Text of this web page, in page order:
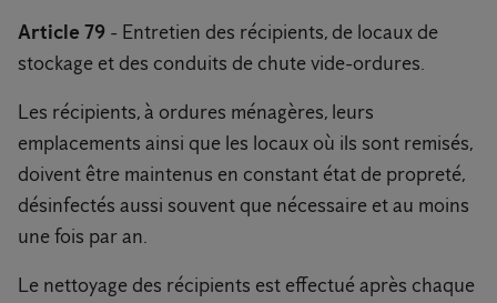
Article 79 - Entretien des récipients, de locaux de
stockage et des conduits de chute vide-ordures.
Les récipients, à ordures ménagères, leurs
emplacements ainsi que les locaux où ils sont remisés,
doivent être maintenus en constant état de propreté,
désinfectés aussi souvent que nécessaire et au moins
une fois par an.
Le nettoyage des récipients est effectué après chaque